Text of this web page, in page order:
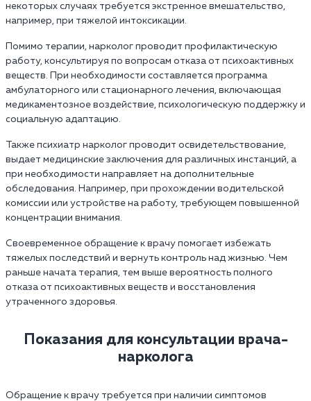
некоторых случаях требуется экстренное вмешательство,
например, при тяжелой интоксикации.
Помимо терапии, нарколог проводит профилактическую
работу, консультируя по вопросам отказа от психоактивных
веществ. При необходимости составляется программа
амбулаторного или стационарного лечения, включающая
медикаментозное воздействие, психологическую поддержку и
социальную адаптацию.
Также психиатр нарколог проводит освидетельствование,
выдает медицинские заключения для различных инстанций, а
при необходимости направляет на дополнительные
обследования. Например, при прохождении водительской
комиссии или устройстве на работу, требующем повышенной
концентрации внимания.
Своевременное обращение к врачу помогает избежать
тяжелых последствий и вернуть контроль над жизнью. Чем
раньше начата терапия, тем выше вероятность полного
отказа от психоактивных веществ и восстановления
утраченного здоровья.
Показания для консультации врача-
нарколога
Обращение к врачу требуется при наличии симптомов